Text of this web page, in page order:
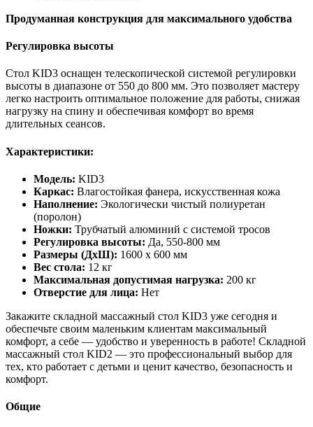
Продуманная конструкция для максимального удобства
Регулировка высоты
Стол KID3 оснащен телескопической системой регулировки
высоты в диапазоне от 550 до 800 мм. Это позволяет мастеру
легко настроить оптимальное положение для работы, снижая
нагрузку на спину и обеспечивая комфорт во время
длительных сеансов.
Характеристики:
Модель: KID3
Каркас: Влагостойкая фанера, искусственная кожа
Наполнение: Экологически чистый полиуретан
(поролон)
Ножки: Трубчатый алюминий с системой тросов
Регулировка высоты: Да, 550-800 мм
Размеры (ДхШ): 1600 х 600 мм
Вес стола: 12 кг
Максимальная допустимая нагрузка: 200 кг
Отверстие для лица: Нет
Закажите складной массажный стол KID3 уже сегодня и
обеспечьте своим маленьким клиентам максимальный
комфорт, а себе — удобство и уверенность в работе! Складной
массажный стол KID2 — это профессиональный выбор для
тех, кто работает с детьми и ценит качество, безопасность и
комфорт.
Общие